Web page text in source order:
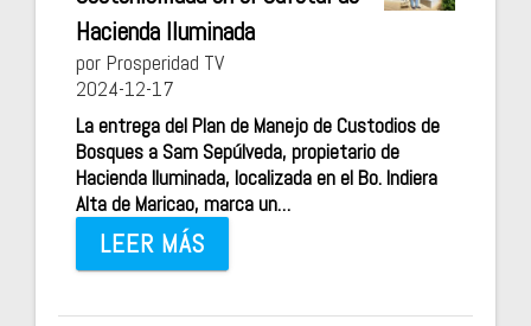
Hacienda Iluminada
por Prosperidad TV
2024-12-17
La entrega del Plan de Manejo de Custodios de
Bosques a Sam Sepúlveda, propietario de
Hacienda Iluminada, localizada en el Bo. Indiera
Alta de Maricao, marca un…
LEER MÁS